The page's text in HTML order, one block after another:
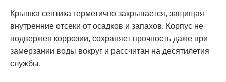
Крышка септика герметично закрывается, защищая
внутренние отсеки от осадков и запахов. Корпус не
подвержен коррозии, сохраняет прочность даже при
замерзании воды вокруг и рассчитан на десятилетия
службы.